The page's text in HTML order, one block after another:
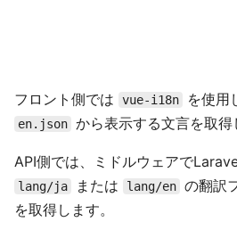
フロント側では vue-i18n を使用
en.json から表示する文言を取得
API側では、ミドルウェアで
lang/ja または lang/en の翻訳
を取得します。